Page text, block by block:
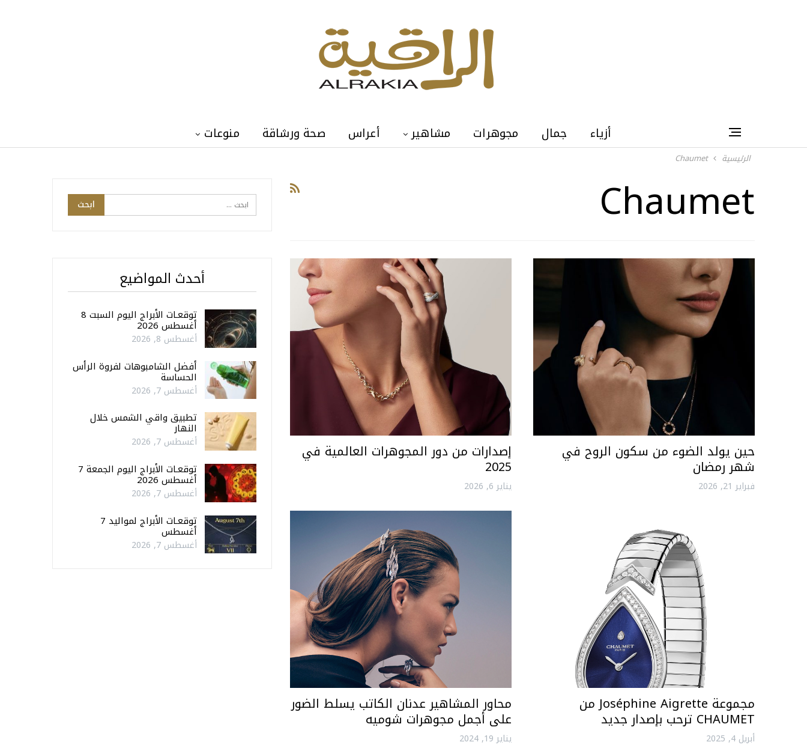
أزياء جمال مجوهرات مشاهير أعراس صحة ورشاقة منوعات
الرئيسية Chaumet
Chaumet
حين يولد الضوء من سكون الروح في
شهر رمضان
فبراير 21, 2026
إصدارات من دور المجوهرات العالمية في
2025
يناير 6, 2026
مجموعة Joséphine Aigrette من
CHAUMET ترحب بإصدار جديد
أبريل 4, 2025
محاور المشاهير عدنان الكاتب يسلط الضور
على أجمل مجوهرات شوميه
يناير 19, 2024
أحدث المواضيع
توقعـات الأبراج اليوم السبت 8
أغسطس 2026
أغسطس 8, 2026
أفضل الشامبوهات لفروة الرأس
الحساسة
أغسطس 7, 2026
تطبيق واقي الشمس خلال
النهار
أغسطس 7, 2026
توقعـات الأبراج اليوم الجمعة 7
أغسطس 2026
أغسطس 7, 2026
توقعـات الأبراج لمواليد 7
أغسطس
أغسطس 7, 2026